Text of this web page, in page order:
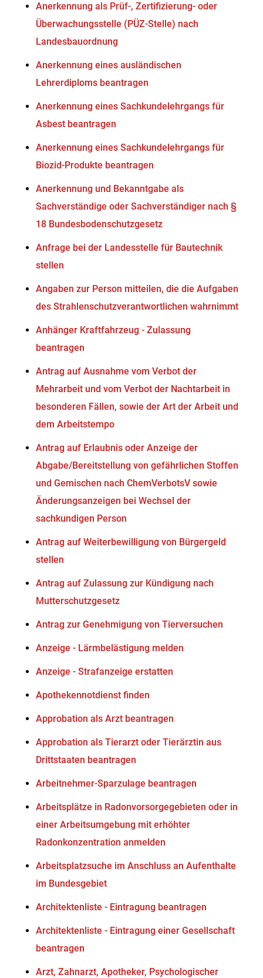
Anerkennung als Prüf-, Zertifizierung- oder
Überwachungsstelle (PÜZ-Stelle) nach
Landesbauordnung
Anerkennung eines ausländischen
Lehrerdiploms beantragen
Anerkennung eines Sachkundelehrgangs für
Asbest beantragen
Anerkennung eines Sachkundelehrgangs für
Biozid-Produkte beantragen
Anerkennung und Bekanntgabe als
Sachverständige oder Sachverständiger nach §
18 Bundesbodenschutzgesetz
Anfrage bei der Landesstelle für Bautechnik
stellen
Angaben zur Person mitteilen, die die Aufgaben
des Strahlenschutzverantwortlichen wahrnimmt
Anhänger Kraftfahrzeug - Zulassung
beantragen
Antrag auf Ausnahme vom Verbot der
Mehrarbeit und vom Verbot der Nachtarbeit in
besonderen Fällen, sowie der Art der Arbeit und
dem Arbeitstempo
Antrag auf Erlaubnis oder Anzeige der
Abgabe/Bereitstellung von gefährlichen Stoffen
und Gemischen nach ChemVerbotsV sowie
Änderungsanzeigen bei Wechsel der
sachkundigen Person
Antrag auf Weiterbewilligung von Bürgergeld
stellen
Antrag auf Zulassung zur Kündigung nach
Mutterschutzgesetz
Antrag zur Genehmigung von Tierversuchen
Anzeige - Lärmbelästigung melden
Anzeige - Strafanzeige erstatten
Apothekennotdienst finden
Approbation als Arzt beantragen
Approbation als Tierarzt oder Tierärztin aus
Drittstaaten beantragen
Arbeitnehmer-Sparzulage beantragen
Arbeitsplätze in Radonvorsorgegebieten oder in
einer Arbeitsumgebung mit erhöhter
Radonkonzentration anmelden
Arbeitsplatzsuche im Anschluss an Aufenthalte
im Bundesgebiet
Architektenliste - Eintragung beantragen
Architektenliste - Eintragung einer Gesellschaft
beantragen
Arzt, Zahnarzt, Apotheker, Psychologischer